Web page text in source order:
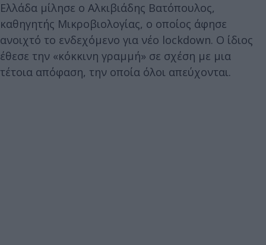
Ελλάδα μίλησε ο Αλκιβιάδης Βατόπουλος,
καθηγητής Μικροβιολογίας, ο οποίος άφησε
ανοιχτό το ενδεχόμενο για νέο lockdown. Ο ίδιος
έθεσε την «κόκκινη γραμμή» σε σχέση με μια
τέτοια απόφαση, την οποία όλοι απεύχονται.